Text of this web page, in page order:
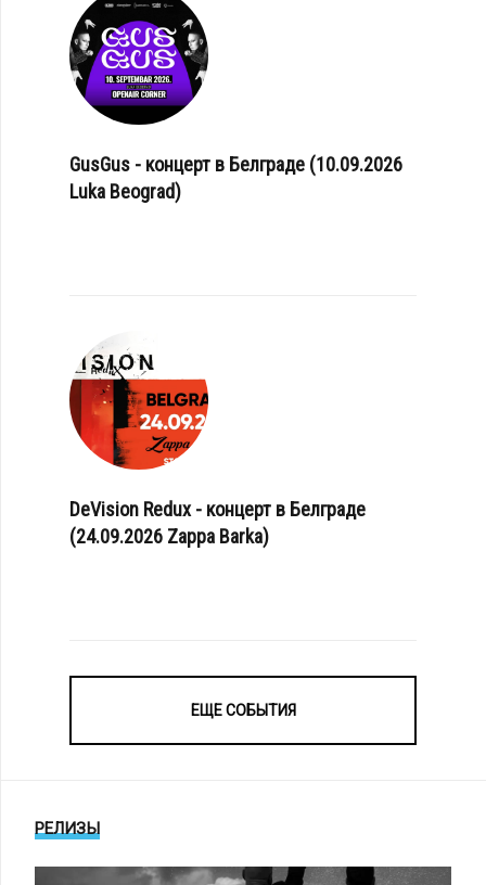
GusGus - концерт в Белграде (10.09.2026
Luka Beograd)
DeVision Redux - концерт в Белграде
(24.09.2026 Zappa Barka)
ЕЩЕ СОБЫТИЯ
РЕЛИЗЫ